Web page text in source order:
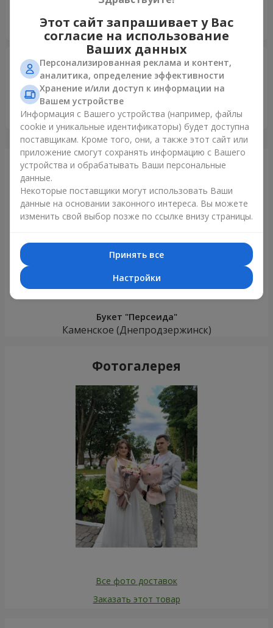
постоянных клиентов ?
Антон 29.06.2025
4
Загалом все добре, єдине що просив зателефонувати
одержувачу після 11:30, а оператори дзвонили з самого
ранку :) але то таке
Только что доставили
Букет "Персеида"
Каменское (Днепродзержинск)
Фотогалерея
Все фото доставок
Заказать этот товар
Этот сайт запрашивает у Вас
согласие на использование
Ваших данных
Персонализированная реклама и контент,
аналитика, определение эффективности
Хранение и/или доступ к информации на
Вашем устройстве
Информация с Вашего устройства (например, файлы
cookie и уникальные идентификаторы) будет доступна
поставщикам. Кроме того, они, а также этот сайт или
приложение смогут сохранять информацию с Вашего
устройства и обрабатывать Ваши персональные
данные.
Некоторые поставщики могут использовать Ваши
данные на основании законного интереса. Вы можете
изменить свой выбор позже по ссылке внизу страницы.
Принять все
Настройки